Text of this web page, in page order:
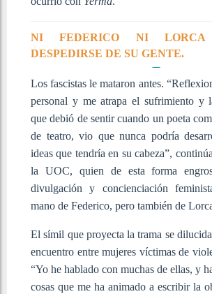
NI FEDERICO NI LORCA
DESPEDIRSE DE SU GENTE.
Los fascistas le mataron antes.
personal y me atrapa el sufrimiento y
que debió de sentir cuando un poeta
de teatro, vio que nunca podría
ideas que tendría en su cabeza”,
la UOC, quien de esta forma
divulgación y concienciación
mano de Federico, pero también de
El símil que proyecta la trama se
encuentro entre mujeres víctimas de
“Yo he hablado con muchas de ellas, y
cosas que me ha animado a escribir la